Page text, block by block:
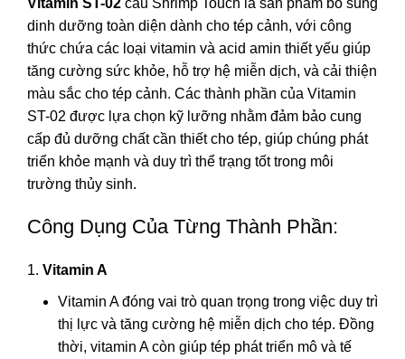
dinh dưỡng toàn diện dành cho tép cảnh, với công
thức chứa các loại vitamin và acid amin thiết yếu giúp
tăng cường sức khỏe, hỗ trợ hệ miễn dịch, và cải thiện
màu sắc cho tép cảnh. Các thành phần của Vitamin
ST-02 được lựa chọn kỹ lưỡng nhằm đảm bảo cung
cấp đủ dưỡng chất cần thiết cho tép, giúp chúng phát
triển khỏe mạnh và duy trì thể trạng tốt trong môi
trường thủy sinh.
Công Dụng Của Từng Thành Phần:
Vitamin A
Vitamin A đóng vai trò quan trọng trong việc duy trì
thị lực và tăng cường hệ miễn dịch cho tép. Đồng
thời, vitamin A còn giúp tép phát triển mô và tế